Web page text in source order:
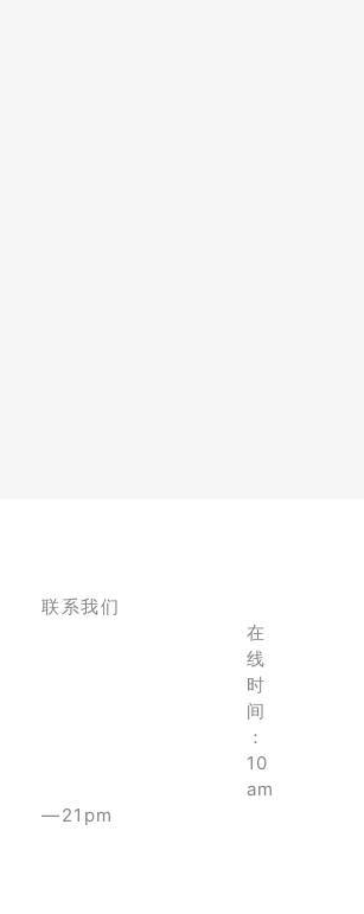
联系我们
在
线
时
间
：
10
am
—21pm